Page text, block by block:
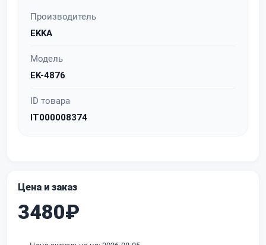
Производитель
EKKA
Модель
EK-4876
ID товара
IT000008374
Цена и заказ
3480₽